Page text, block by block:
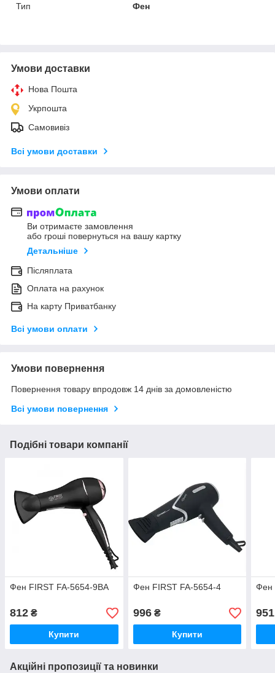
Тип Фен
Умови доставки
Нова Пошта
Укрпошта
Самовивіз
Всі умови доставки
Умови оплати
Ви отримаєте замовлення
або гроші повернуться на вашу картку
Детальніше
Післяплата
Оплата на рахунок
На карту Приватбанку
Всі умови оплати
Умови повернення
Повернення товару впродовж 14 днів за домовленістю
Всі умови повернення
Подібні товари компанії
Фен FIRST FA-5654-9BA
812 ₴
Купити
Фен FIRST FA-5654-4
996₴
Купити
Фен
951
Акційні пропозиції та новинки